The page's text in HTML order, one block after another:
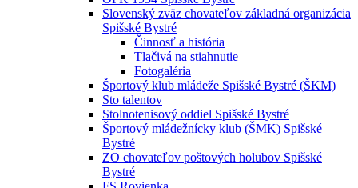
Slovenský zväz chovateľov základná organizácia
Spišské Bystré
Činnosť a história
Tlačivá na stiahnutie
Fotogaléria
Športový klub mládeže Spišské Bystré (ŠKM)
Sto talentov
Stolnotenisový oddiel Spišské Bystré
Športový mládežnícky klub (ŠMK) Spišské
Bystré
ZO chovateľov poštových holubov Spišské
Bystré